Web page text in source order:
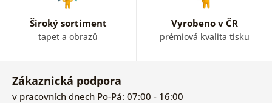
Široký sortiment
tapet a obrazů
Vyrobeno v ČR
prémiová kvalita tisku
Zákaznická podpora
v pracovních dnech Po-Pá: 07:00 - 16:00